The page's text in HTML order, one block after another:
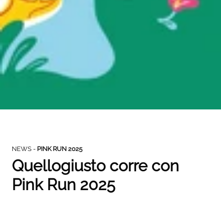
NEWS - PINK RUN 2025
Quellogiusto corre con
Pink Run 2025